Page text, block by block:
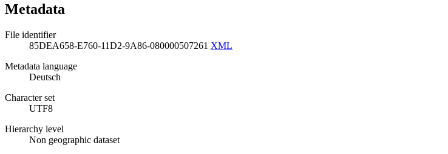
Metadata
File identifier
85DEA658-E760-11D2-9A86-080000507261 XML
Metadata language
Deutsch
Character set
UTF8
Hierarchy level
Non geographic dataset